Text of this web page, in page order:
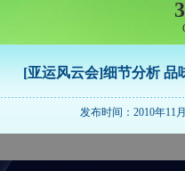
[亚运风云会]细节分析 品
发布时间：2010年11